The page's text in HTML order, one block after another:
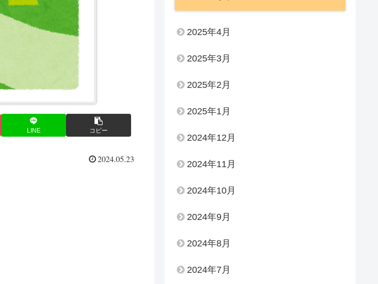
LINE コピー
2024.05.23
2025年4月
2025年3月
2025年2月
2025年1月
2024年12月
2024年11月
2024年10月
2024年9月
2024年8月
2024年7月